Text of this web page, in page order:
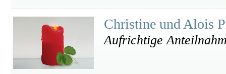
Christine und Alois
Aufrichtige